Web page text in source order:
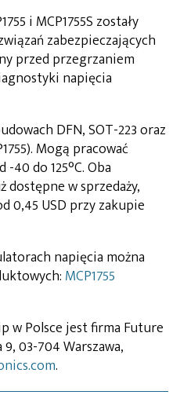
i MCP1755S zostały
zabezpieczających
przed przegrzaniem
napięcia
DFN, SOT-223 oraz
Mogą pracować
do 125°C. Oba
w sprzedaży,
0,45 USD przy zakupie
napięcia można
MCP1755
w Polsce jest firma Future
03-704 Warszawa,
.